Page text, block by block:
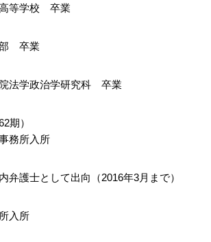
等学校 卒業
部 卒業
法学政治学研究科 卒業
期）
務所入所
弁護士として出向（2016年3月まで）
入所